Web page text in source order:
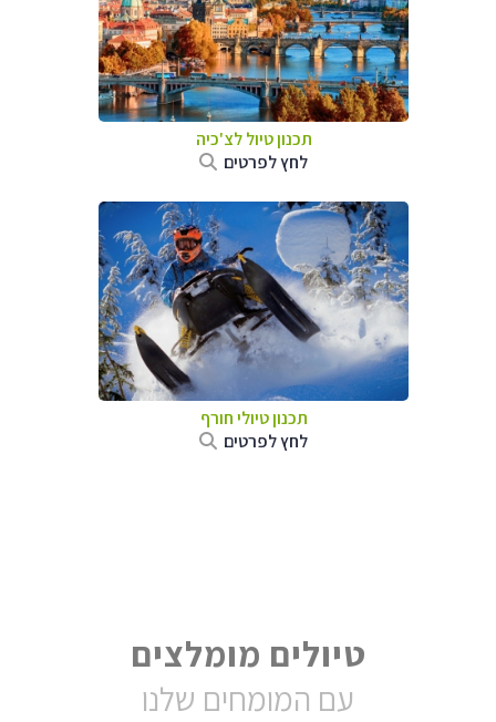
תכנון טיול לצ'כיה
לחץ לפרטים
תכנון טיולי חורף
לחץ לפרטים
טיולים מומלצים
עם המומחים שלנו